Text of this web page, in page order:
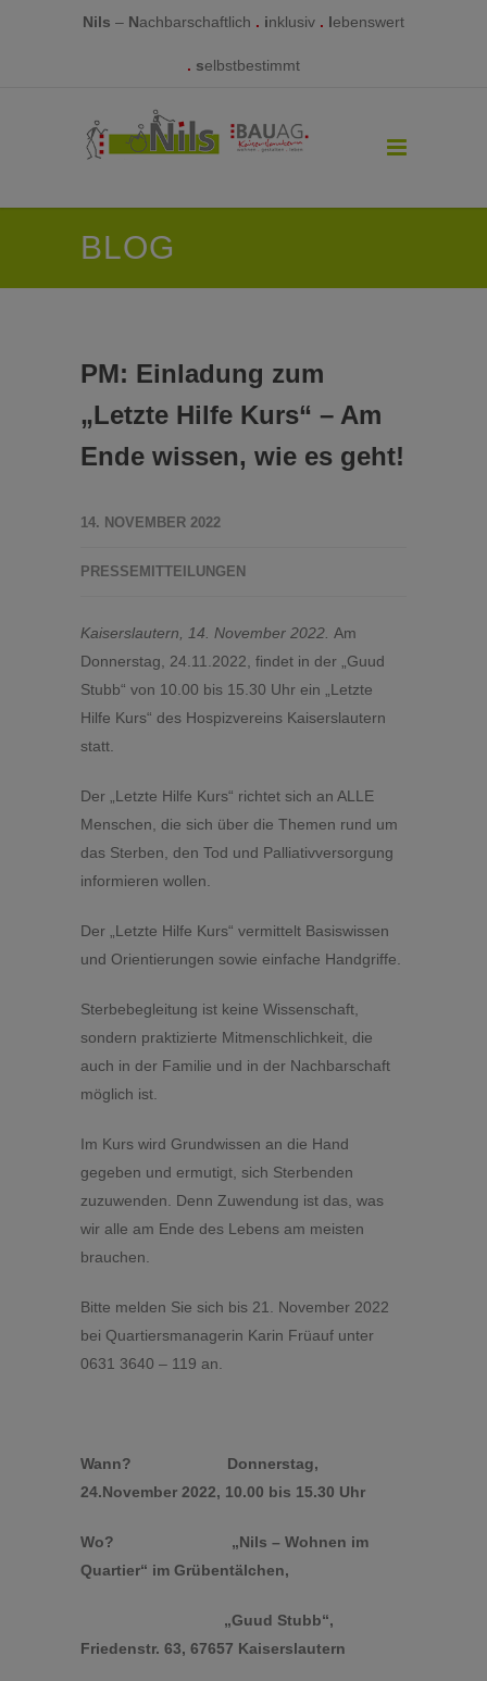
Nils – Nachbarschaftlich . inklusiv . lebenswert
. selbstbestimmt
BLOG
PM: Einladung zum
„Letzte Hilfe Kurs“ – Am
Ende wissen, wie es geht!
14. NOVEMBER 2022
PRESSEMITTEILUNGEN
Kaiserslautern, 14. November 2022. Am
Donnerstag, 24.11.2022, findet in der „Guud
Stubb“ von 10.00 bis 15.30 Uhr ein „Letzte
Hilfe Kurs“ des Hospizvereins Kaiserslautern
statt.
Der „Letzte Hilfe Kurs“ richtet sich an ALLE
Menschen, die sich über die Themen rund um
das Sterben, den Tod und Palliativversorgung
informieren wollen.
Der „Letzte Hilfe Kurs“ vermittelt Basiswissen
und Orientierungen sowie einfache Handgriffe.
Sterbebegleitung ist keine Wissenschaft,
sondern praktizierte Mitmenschlichkeit, die
auch in der Familie und in der Nachbarschaft
möglich ist.
Im Kurs wird Grundwissen an die Hand
gegeben und ermutigt, sich Sterbenden
zuzuwenden. Denn Zuwendung ist das, was
wir alle am Ende des Lebens am meisten
brauchen.
Bitte melden Sie sich bis 21. November 2022
bei Quartiersmanagerin Karin Früauf unter
0631 3640 – 119 an.
Wann? Donnerstag,
24.November 2022, 10.00 bis 15.30 Uhr
Wo? „Nils – Wohnen im
Quartier“ im Grübentälchen,
„Guud Stubb“,
Friedenstr. 63, 67657 Kaiserslautern